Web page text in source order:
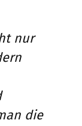
nur
die